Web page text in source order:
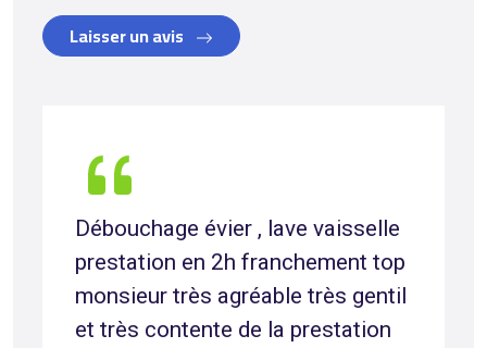
Laisser un avis
Débouchage évier , lave vaisselle
prestation en 2h franchement top
monsieur très agréable très gentil
et très contente de la prestation